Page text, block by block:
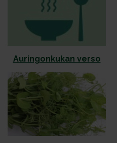
Au­rin­gon­ku­kan ver­so